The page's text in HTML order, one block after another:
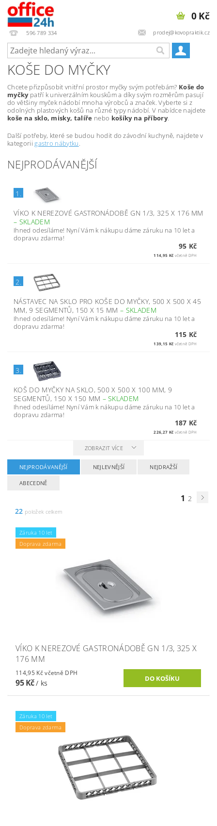
596 789 334 prodej@kovopraktik.cz
0 Kč
KOŠE DO MYČKY
Chcete přizpůsobit vnitřní prostor myčky svým potřebám? Koše do
myčkypatří k univerzálním kouskům a díky svým rozměrům pasují
do většiny myček nádobí mnoha výrobců a značek. Vyberte si z
odolných plastových košů na různé typy nádobí. V nabídce najdete
koše na sklo, misky, talíře nebo košíky na příbory.
Další potřeby, které se budou hodit do závodní kuchyně, najdete v
kategoriigastro nábytku.
NEJPRODÁVANĚJŠÍ
1.
VÍKO K NEREZOVÉ GASTRONÁDOBĚ GN 1/3, 325 X 176 MM
– SKLADEM
Ihned odesíláme! Nyní Vám k nákupu dáme záruku na 10 let a
dopravu zdarma!
95 Kč
114,95 Kč včetně DPH
2.
NÁSTAVEC NA SKLO PRO KOŠE DO MYČKY, 500 X 500 X 45
MM, 9 SEGMENTŮ, 150 X 15 MM– SKLADEM
Ihned odesíláme! Nyní Vám k nákupu dáme záruku na 10 let a
dopravu zdarma!
115 Kč
139,15 Kč včetně DPH
3.
KOŠ DO MYČKY NA SKLO, 500 X 500 X 100 MM, 9
SEGMENTŮ, 150 X 150 MM –SKLADEM
Ihned odesíláme! Nyní Vám k nákupu dáme záruku na 10 let a
dopravu zdarma!
187 Kč
226,27 Kč včetně DPH
ZOBRAZIT VÍCE
NEJPRODÁVANĚJŠÍ NEJLEVNĚJŠÍ NEJDRAŽŠÍ
ABECEDNĚ
1 2
22 položek celkem
Záruka 10 let
Doprava zdarma
VÍKO K NEREZOVÉ GASTRONÁDOBĚ GN 1/3, 325 X
176 MM
114,95 Kč včetně DPH
95 Kč/ ks
Záruka 10 let
Doprava zdarma